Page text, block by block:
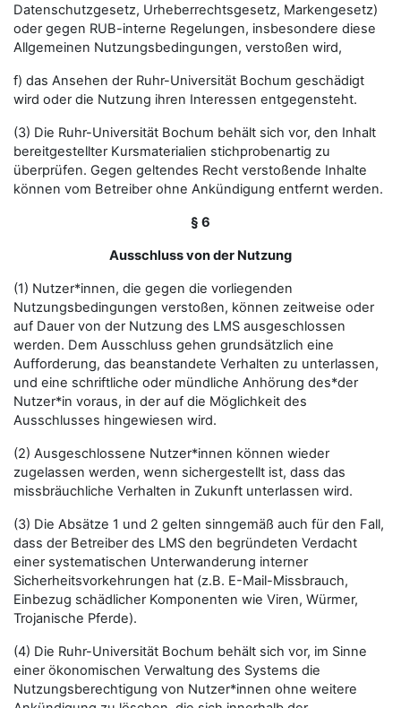
Datenschutzgesetz, Urheberrechtsgesetz, Markengesetz)
oder gegen RUB-interne Regelungen, insbesondere diese
Allgemeinen Nutzungsbedingungen, verstoßen wird,
f) das Ansehen der Ruhr-Universität Bochum geschädigt
wird oder die Nutzung ihren Interessen entgegensteht.
(3) Die Ruhr-Universität Bochum behält sich vor, den Inhalt
bereitgestellter Kursmaterialien stichprobenartig zu
überprüfen. Gegen geltendes Recht verstoßende Inhalte
können vom Betreiber ohne Ankündigung entfernt werden.
§ 6
Ausschluss von der Nutzung
(1) Nutzer*innen, die gegen die vorliegenden
Nutzungsbedingungen verstoßen, können zeitweise oder
auf Dauer von der Nutzung des LMS ausgeschlossen
werden. Dem Ausschluss gehen grundsätzlich eine
Aufforderung, das beanstandete Verhalten zu unterlassen,
und eine schriftliche oder mündliche Anhörung des*der
Nutzer*in voraus, in der auf die Möglichkeit des
Ausschlusses hingewiesen wird.
(2) Ausgeschlossene Nutzer*innen können wieder
zugelassen werden, wenn sichergestellt ist, dass das
missbräuchliche Verhalten in Zukunft unterlassen wird.
(3) Die Absätze 1 und 2 gelten sinngemäß auch für den Fall,
dass der Betreiber des LMS den begründeten Verdacht
einer systematischen Unterwanderung interner
Sicherheitsvorkehrungen hat (z.B. E-Mail-Missbrauch,
Einbezug schädlicher Komponenten wie Viren, Würmer,
Trojanische Pferde).
(4) Die Ruhr-Universität Bochum behält sich vor, im Sinne
einer ökonomischen Verwaltung des Systems die
Nutzungsberechtigung von Nutzer*innen ohne weitere